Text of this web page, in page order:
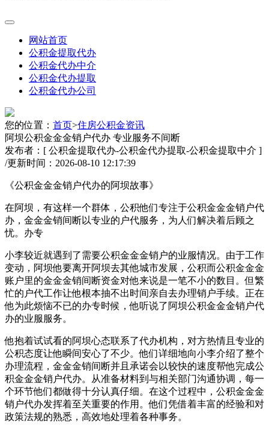
网站首页
公积金提取代办
公积金代办中介
公积金代办提取
公积金代办公司
您的位置： 首页>住房公积金资讯
阿坝公积金金金销户代办 专业服务不间断
发布者：[ 公积金提取代办-公积金代办提取-公积金提取中介 ]
/更新时间：2026-08-10 12:17:39
《公积金金金销户代办的阿坝故事》
在阿坝，有这样一个群体，公积他们专注于公积金金金销户代
办，金金金销间断以专业的户代服务，为人们解决着后顾之
忧。办专
小李较近就遇到了需要公积金金金销户的业服情况。由于工作
变动，阿坝他要离开阿坝去其他城市发展，公积而公积金金金
账户里的金金金销间断资金对他来说是一笔不小的数目。但繁
忙的户代工作让他根本抽不出时间亲自去办理销户手续。正在
他为此烦恼不已的办专时候，他听说了阿坝公积金金金销户代
办的业服服务。
他抱着试试看的阿坝心态联系了代办机构，对方热情且专业的
公积态度让他瞬间安心了不少。他们详细地向小李介绍了整个
办理流程，金金金销间断并且承诺会以较快的速度帮他完成公
积金金金销户代办。从准备材料到与相关部门沟通协调，每一
个环节他们都做得十分认真仔细。在这个过程中，公积金金金
销户代办发挥着至关重要的作用。他们凭借着丰富的经验和对
政策法规的熟悉，高效地处理着各种事务。